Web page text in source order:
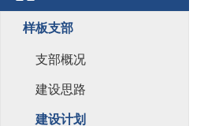
样板支部
支部概况
建设思路
建设计划